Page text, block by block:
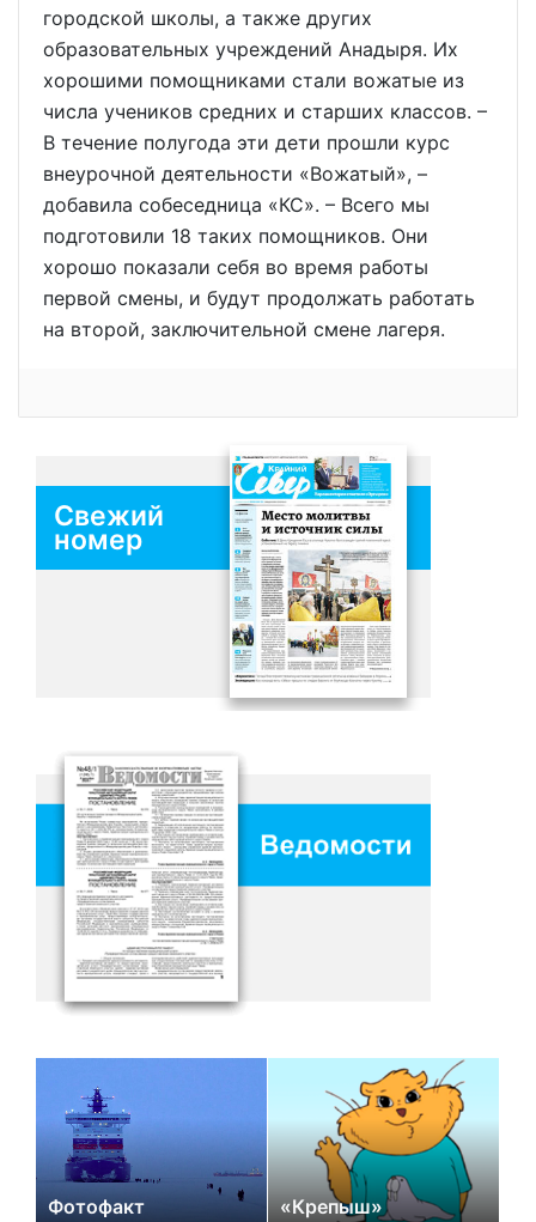
городской школы, а также других
образовательных учреждений Анадыря. Их
хорошими помощниками стали вожатые из
числа учеников средних и старших классов. –
В течение полугода эти дети прошли курс
внеурочной деятельности «Вожатый», –
добавила собеседница «КС». – Всего мы
подготовили 18 таких помощников. Они
хорошо показали себя во время работы
первой смены, и будут продолжать работать
на второй, заключительной смене лагеря.
Свежий
номер
Фотофакт «Крепыш»